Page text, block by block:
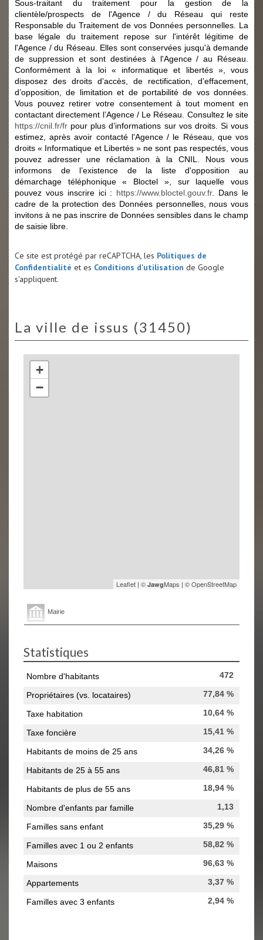
Sous-traitant du traitement pour la gestion de la
clientèle/prospects de l'Agence / du Réseau qui reste
Responsable du Traitement de vos Données personnelles. La
base légale du traitement repose sur l'intérêt légitime de
l'Agence / du Réseau. Elles sont conservées jusqu'à demande
de suppression et sont destinées à l'Agence / au Réseau.
Conformément à la loi « informatique et libertés », vous
disposez des droits d’accès, de rectification, d’effacement,
d’opposition, de limitation et de portabilité de vos données.
Vous pouvez retirer votre consentement à tout moment en
contactant directement l’Agence / Le Réseau. Consultez le site
https://cnil.fr/fr pour plus d’informations sur vos droits. Si vous
estimez, après avoir contacté l'Agence / le Réseau, que vos
droits « Informatique et Libertés » ne sont pas respectés, vous
pouvez adresser une réclamation à la CNIL. Nous vous
informons de l’existence de la liste d'opposition au
démarchage téléphonique « Bloctel », sur laquelle vous
pouvez vous inscrire ici : https://www.bloctel.gouv.fr. Dans le
cadre de la protection des Données personnelles, nous vous
invitons à ne pas inscrire de Données sensibles dans le champ
de saisie libre.
Ce site est protégé par reCAPTCHA, les Politiques de
Confidentialité et es Conditions d'utilisation de Google
s'appliquent.
la ville de issus (31450)
+
−
Leaflet | © JawgMaps | © OpenStreetMap
Mairie
Statistiques
Nombre d'habitants 472
Propriétaires (vs. locataires) 77,84 %
Taxe habitation 10,64 %
Taxe foncière 15,41 %
Habitants de moins de 25 ans 34,26 %
Habitants de 25 à 55 ans 46,81 %
Habitants de plus de 55 ans 18,94 %
Nombre d'enfants par famille 1,13
Familles sans enfant 35,29 %
Familles avec 1 ou 2 enfants 58,82 %
Maisons 96,63 %
Appartements 3,37 %
Familles avec 3 enfants 2,94 %